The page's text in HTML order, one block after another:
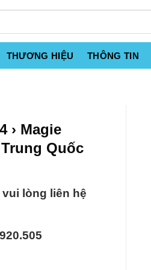
THƯƠNG HIỆU THÔNG TIN
› Magie
Quốc
lòng liên hệ